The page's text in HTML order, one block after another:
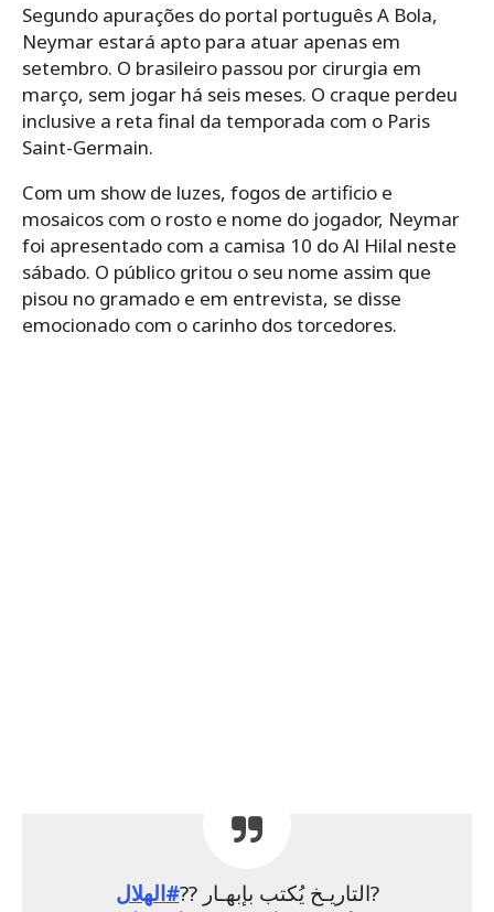
Segundo apurações do portal português A Bola,
Neymar estará apto para atuar apenas em
setembro. O brasileiro passou por cirurgia em
março, sem jogar há seis meses. O craque perdeu
inclusive a reta final da temporada com o Paris
Saint-Germain.
Com um show de luzes, fogos de artificio e
mosaicos com o rosto e nome do jogador, Neymar
foi apresentado com a camisa 10 do Al Hilal neste
sábado. O público gritou o seu nome assim que
pisou no gramado e em entrevista, se disse
emocionado com o carinho dos torcedores.
?التاريـخ يُكتب بإبهـار ??#الهلال